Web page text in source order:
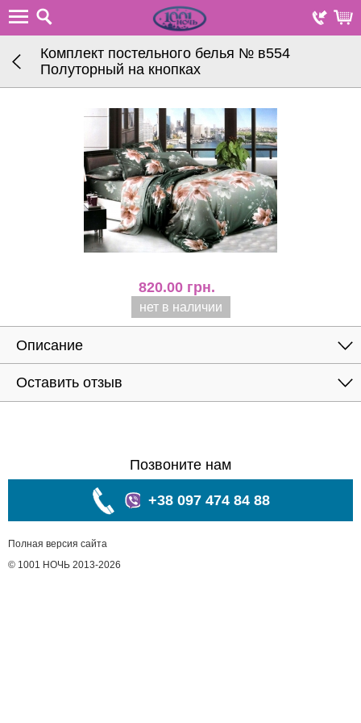
Комплект постельного белья № в554
Полуторный на кнопках
820.00 грн.
нет в наличии
Описание
Оставить отзыв
Позвоните нам
+38 097 474 84 88
Полная версия сайта
© 1001 НОЧЬ 2013-2026